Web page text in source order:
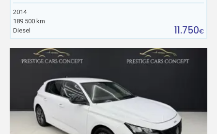
2014
189.500 km
Diesel
11.750€